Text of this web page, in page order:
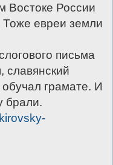
Востоке России
Тоже евреи земли
письма
славянский
грамате. И
брали.